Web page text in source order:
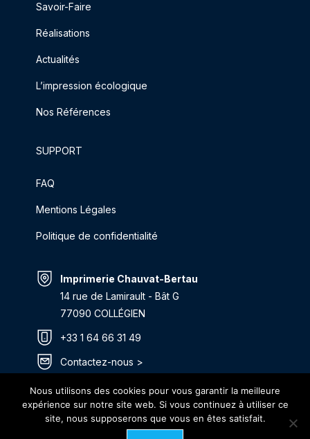
Savoir-Faire
Réalisations
Actualités
L’impression écologique
Nos Références
SUPPORT
FAQ
Mentions Légales
Politique de confidentialité
Imprimerie Chauvat-Bertau
14 rue de Lamirault - Bât G
77090 COLLÉGIEN
+33 1 64 66 31 49
Contactez-nous >
Itinéraire >
Nous utilisons des cookies pour vous garantir la meilleure
expérience sur notre site web. Si vous continuez à utiliser ce
site, nous supposerons que vous en êtes satisfait.